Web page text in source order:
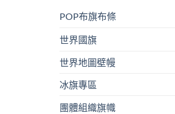
POP布旗布條
世界國旗
世界地圖壁幔
冰旗專區
團體組織旗幟